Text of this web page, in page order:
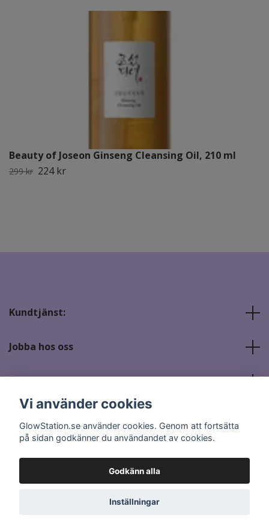
Beauty of Joseon Ginseng Cleansing Oil, 210 ml
299 kr 224 kr
Kundtjänst:
Jobba hos oss
Sociala medier
© 2026 GlowStation.se
Vi använder cookies
GlowStation.se använder cookies. Genom att fortsätta
på sidan godkänner du användandet av cookies.
Godkänn alla
Inställningar